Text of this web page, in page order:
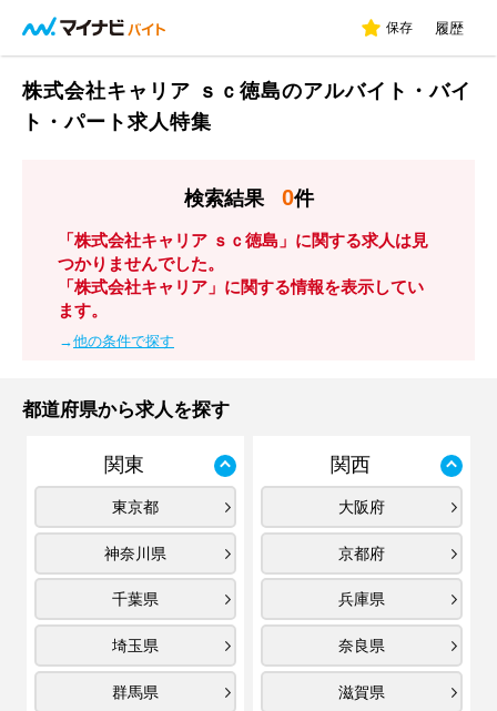
保存 履歴
株式会社キャリア ｓｃ徳島のアルバイト・バイ
ト・パート求人特集
検索結果 0件
「株式会社キャリア ｓｃ徳島」に関する求人は見
つかりませんでした。
「株式会社キャリア」に関する情報を表示してい
ます。
→他の条件で探す
都道府県から求人を探す
関東
東京都
神奈川県
千葉県
埼玉県
群馬県
関西
大阪府
京都府
兵庫県
奈良県
滋賀県